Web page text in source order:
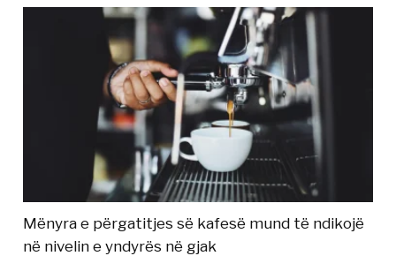
Mënyra e përgatitjes së kafesë mund të ndikojë
në nivelin e yndyrës në gjak